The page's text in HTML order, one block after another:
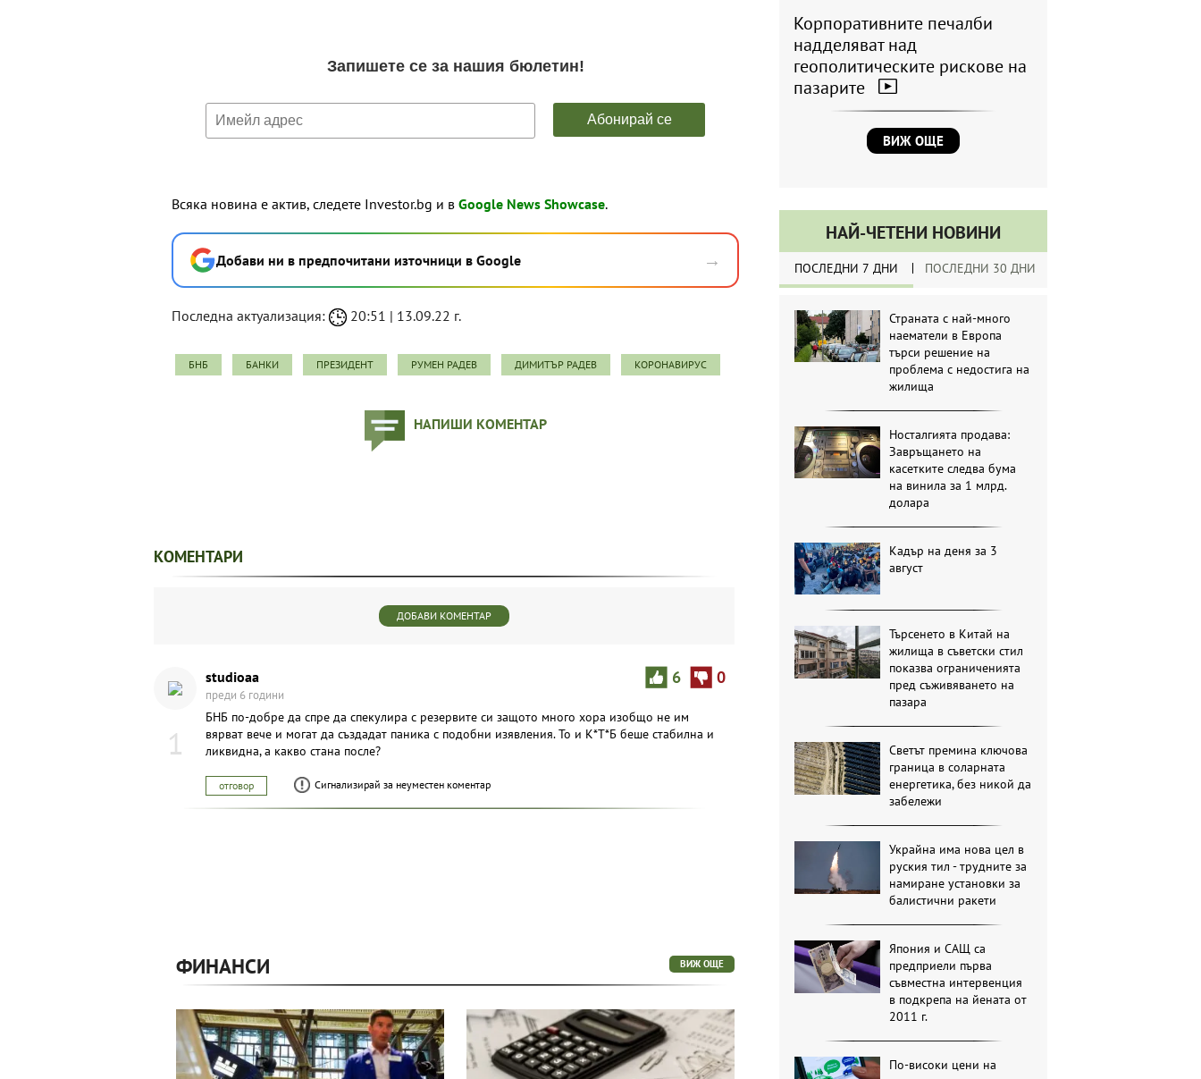
Всяка новина е актив, следете Investor.bg и в Google News Showcase.
Добави ни в предпочитани източници в Google →
Последна актуализация: 20:51 | 13.09.22 г.
БНБ БАНКИ ПРЕЗИДЕНТ РУМЕН РАДЕВ ДИМИТЪР РАДЕВ КОРОНАВИРУС
НАПИШИ КОМЕНТАР
Корпоративните печалби
надделяват над
геополитическите рискове на
пазарите
ВИЖ ОЩЕ
НАЙ-ЧЕТЕНИ НОВИНИ
ПОСЛЕДНИ 7 ДНИ ПОСЛЕДНИ 30 ДНИ
Страната с най-много
наематели в Европа
търси решение на
проблема с недостига на
жилища
Носталгията продава:
Завръщането на
касетките следва бума
на винила за 1 млрд.
долара
Кадър на деня за 3
август
Търсенето в Китай на
жилища в съветски стил
показва ограниченията
пред съживяването на
пазара
Светът премина ключова
граница в соларната
енергетика, без никой да
забележи
Украйна има нова цел в
руския тил - трудните за
намиране установки за
балистични ракети
Япония и САЩ са
предприели първа
съвместна интервенция
в подкрепа на йената от
2011 г.
По-високи цени на
КОМЕНТАРИ
ДОБАВИ КОМЕНТАР
1
6 0
studioaa
преди 6 години
БНБ по-добре да спре да спекулира с резервите си защото много хора изобщо не им
вярват вече и могат да създадат паника с подобни изявления. То и К*Т*Б беше стабилна и
ликвидна, а какво стана после?
отговор Сигнализирай за неуместен коментар
ФИНАНСИ ВИЖ ОЩЕ